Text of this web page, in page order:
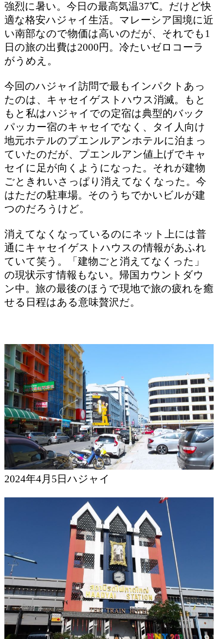
強烈に暑い。今日の最高気温37℃。だけど快
適な格安ハジャイ生活。マレーシア国境に近
い南部なので物価は高いのだが、それでも1
日の旅の出費は2000円。冷たいゼロコーラ
がうめえ。
今回のハジャイ訪問で最もインパクトあっ
たのは、キャセイゲストハウス消滅。もと
もと私はハジャイでの定宿は典型的バック
パッカー宿のキャセイでなく、タイ人向け
地元ホテルのプエンルアンホテルに泊まっ
ていたのだが、プエンルアン値上げでキャ
セイに足が向くようになった。それが建物
ごときれいさっぱり消えてなくなった。今
はただの駐車場。そのうちでかいビルが建
つのだろうけど。
消えてなくなっているのにネット上には普
通にキャセイゲストハウスの情報があふれ
ていて笑う。「建物ごと消えてなくった」
の現状示す情報もない。帰国カウントダウ
ン中。旅の最後のほうで現地で旅の疲れを癒
せる日程はある意味贅沢だ。
2024年4月5日ハジャイ